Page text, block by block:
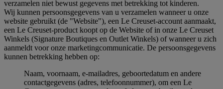
verzamelen niet bewust gegevens met betrekking tot kinderen.
Wij kunnen persoonsgegevens van u verzamelen wanneer u onze
website gebruikt (de "Website"), een Le Creuset-account aanmaakt,
een Le Creuset-product koopt op de Website of in onze Le Creuset
Winkels (Signature Boutiques en Outlet Winkels) of wanneer u zich
aanmeldt voor onze marketingcommunicatie. De persoonsgegevens
kunnen betrekking hebben op:
Naam, voornaam, e-mailadres, geboortedatum en andere
contactgegevens (adres, telefoonnummer), om een Le